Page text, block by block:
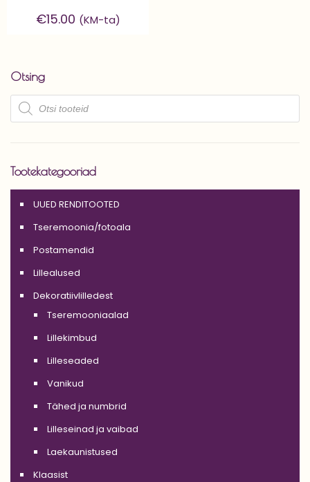
€15.00 (KM-ta)
Otsing
Products
search
Tootekategooriad
UUED RENDITOOTED
Tseremoonia/fotoala
Postamendid
Lillealused
Dekoratiivlilledest
Tseremooniaalad
Lillekimbud
Lilleseaded
Vanikud
Tähed ja numbrid
Lilleseinad ja vaibad
Laekaunistused
Klaasist